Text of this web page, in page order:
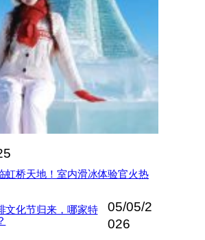
虹桥天地！室内滑冰体验官火热
文化节归来，哪家特
05/05/2
026